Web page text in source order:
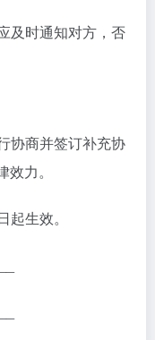
时通知对方，否
商并签订补充协
力。
生效。